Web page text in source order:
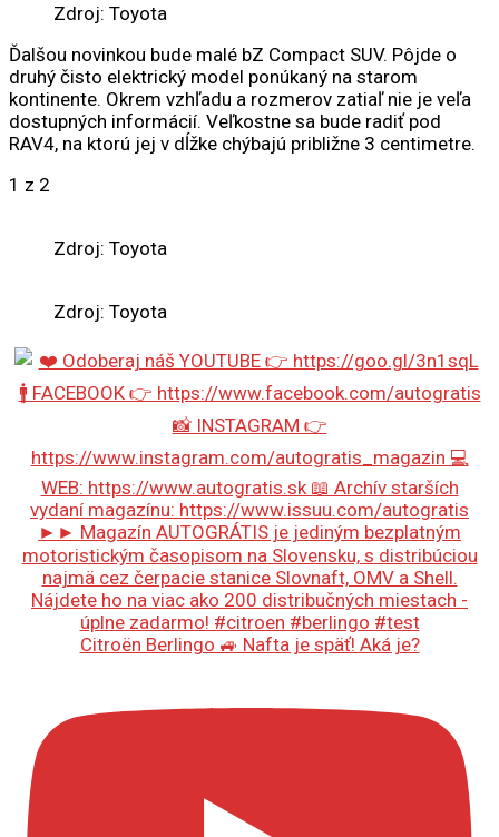
Zdroj: Toyota
Ďalšou novinkou bude malé bZ Compact SUV. Pôjde o
druhý čisto elektrický model ponúkaný na starom
kontinente. Okrem vzhľadu a rozmerov zatiaľ nie je veľa
dostupných informácií. Veľkostne sa bude radiť pod
RAV4, na ktorú jej v dĺžke chýbajú približne 3 centimetre.
1 z 2
Zdroj: Toyota
Zdroj: Toyota
Citroën Berlingo 🚙 Nafta je späť! Aká je?